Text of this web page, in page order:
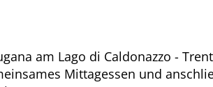
am Lago di Caldonazzo -
Mittagessen und